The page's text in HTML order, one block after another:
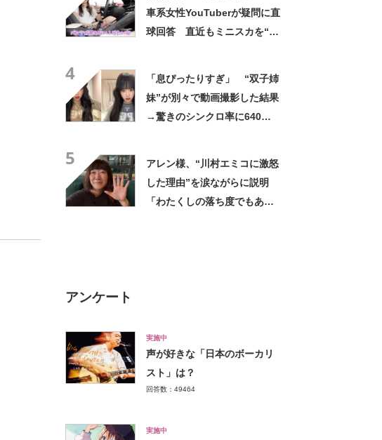
車系女性YouTuberが疑問に直
球回答 直近もミニスカを“最
4
「息ぴったりすぎ」 “双子姉
妹”が別々で動画撮影した結果
→驚きのシンクロ率に640万
5
アレン様、“川村エミコに激怒
した理由”を涙ながらに説明
「わたくしの落ち度でもあっ
アンケート
実施中
声が好きな「日本のボーカリ
スト」は？
回答数：49464
実施中